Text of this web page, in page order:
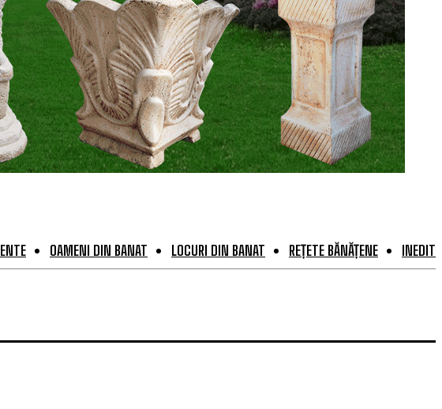
OAMENI DIN BANAT LOCURI DIN BANAT REȚETE BĂNĂȚENE INEDIT